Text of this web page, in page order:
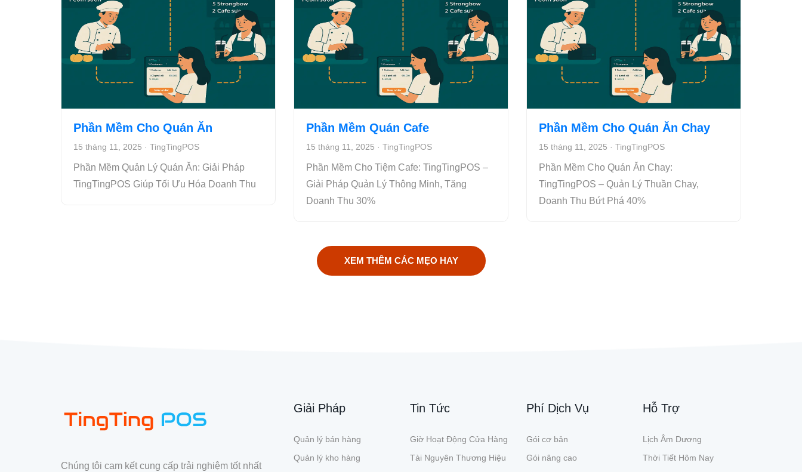
Phần Mềm Cho Quán Ăn
15 tháng 11, 2025 · TingTingPOS
Phần Mềm Quản Lý Quán Ăn: Giải Pháp
TingTingPOS Giúp Tối Ưu Hóa Doanh Thu
Phần Mềm Quán Cafe
15 tháng 11, 2025 · TingTingPOS
Phần Mềm Cho Tiệm Cafe: TingTingPOS –
Giải Pháp Quản Lý Thông Minh, Tăng
Doanh Thu 30%
Phần Mềm Cho Quán Ăn Chay
15 tháng 11, 2025 · TingTingPOS
Phần Mềm Cho Quán Ăn Chay:
TingTingPOS – Quản Lý Thuần Chay,
Doanh Thu Bứt Phá 40%
XEM THÊM CÁC MẸO HAY
Chúng tôi cam kết cung cấp trải nghiệm tốt nhất
Giải Pháp
Quản lý bán hàng
Quản lý kho hàng
Tin Tức
Giờ Hoạt Động Cửa Hàng
Tài Nguyên Thương Hiệu
Phí Dịch Vụ
Gói cơ bản
Gói nâng cao
Hỗ Trợ
Lịch Âm Dương
Thời Tiết Hôm Nay